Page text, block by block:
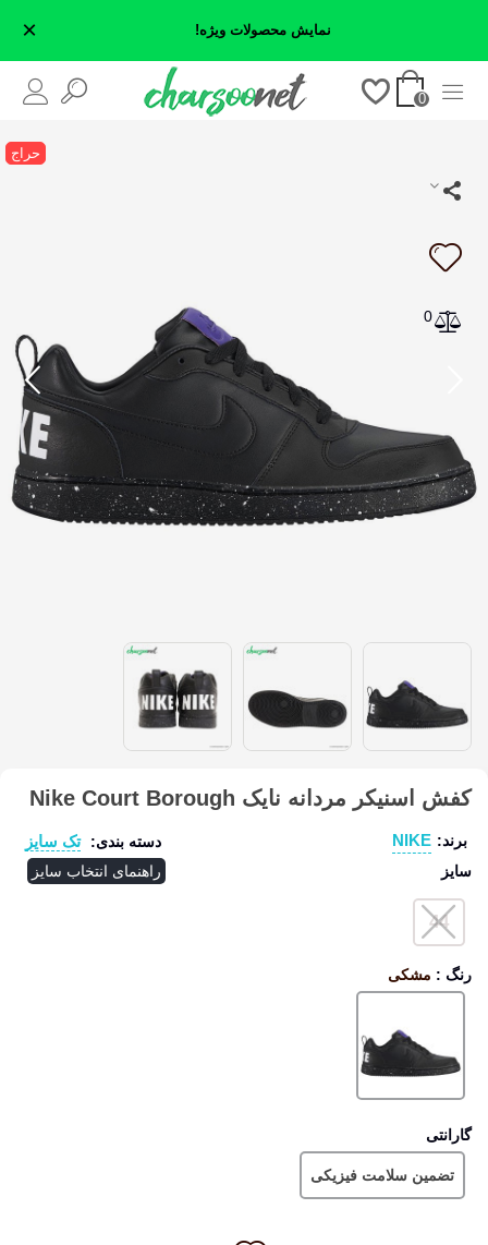
نمایش محصولات ویژه! ×
0
حراج
0
کفش اسنیکر مردانه نایک Nike Court Borough
برند: NIKE دسته بندی: تک سایز
سایز راهنمای انتخاب سایز
44
رنگ : مشکی
گارانتی
تضمین سلامت فیزیکی